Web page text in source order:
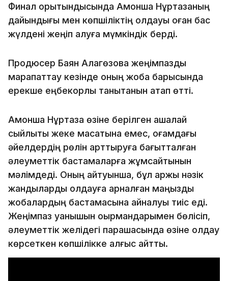
Финал қорытындысында Ақмоншақ Нұртазаның
дайындығы мен көпшіліктің қолдауы оған бас
жүлдені жеңіп алуға мүмкіндік берді.
Продюсер Баян Алагөзова жеңімпазды
марапаттау кезінде оның жоба барысында
ерекше еңбекқорлық танытқанын атап өтті.
Ақмоншақ Нұртаза өзіне берілген ақшалай
сыйлықты жеке мақсатына емес, қоғамдағы
әйелдердің рөлін арттыруға бағытталған
әлеуметтік бастамаларға жұмсайтынын
мәлімдеді. Оның айтуынша, бұл қаржы нәзік
жандыларды қолдауға арналған маңызды
жобалардың бастамасына айналуы тиіс еді.
Жеңімпаз қуанышын оқырмандарымен бөлісіп,
әлеуметтік желідегі парақшасында өзіне қолдау
көрсеткен көпшілікке алғыс айтты.